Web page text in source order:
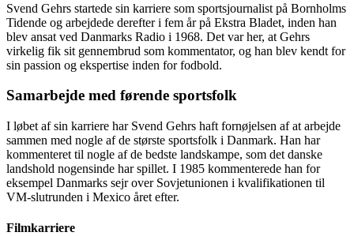
Svend Gehrs startede sin karriere som sportsjournalist på Bornholms
Tidende og arbejdede derefter i fem år på Ekstra Bladet, inden han
blev ansat ved Danmarks Radio i 1968. Det var her, at Gehrs
virkelig fik sit gennembrud som kommentator, og han blev kendt for
sin passion og ekspertise inden for fodbold.
Samarbejde med førende sportsfolk
I løbet af sin karriere har Svend Gehrs haft fornøjelsen af at arbejde
sammen med nogle af de største sportsfolk i Danmark. Han har
kommenteret til nogle af de bedste landskampe, som det danske
landshold nogensinde har spillet. I 1985 kommenterede han for
eksempel Danmarks sejr over Sovjetunionen i kvalifikationen til
VM-slutrunden i Mexico året efter.
Filmkarriere